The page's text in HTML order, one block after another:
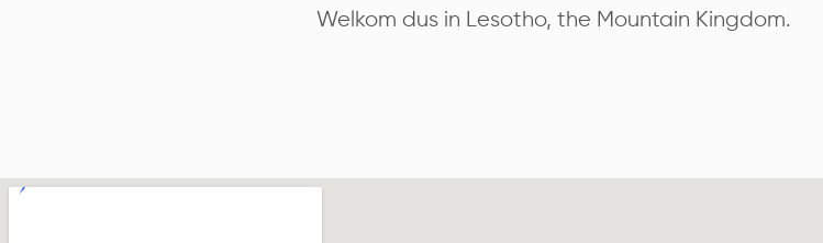
Welkom dus in Lesotho, the Mountain Kingdom.